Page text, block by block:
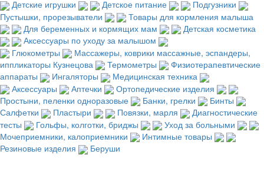
Детские игрушки
Детское питание
Подгузники
Пустышки, прорезыватели
Товары для кормления малыша
Для беременных и кормящих мам
Детская косметика
Аксессуары по уходу за малышом
Глюкометры
Массажеры, коврики массажные, эспандеры,
иппликаторы Кузнецова
Термометры
Физиотерапевтические
аппараты
Ингаляторы
Медицинская техника
Аксессуары
Аптечки
Ортопедические изделия
Простыни, пеленки одноразовые
Банки, грелки
Бинты
Салфетки
Пластыри Повязки, марля
Диагностические
тесты
Гольфы, колготки, бриджы
Уход за больными
Мочеприемники, калоприемники
Интимные товары
Резиновые изделия
Беруши